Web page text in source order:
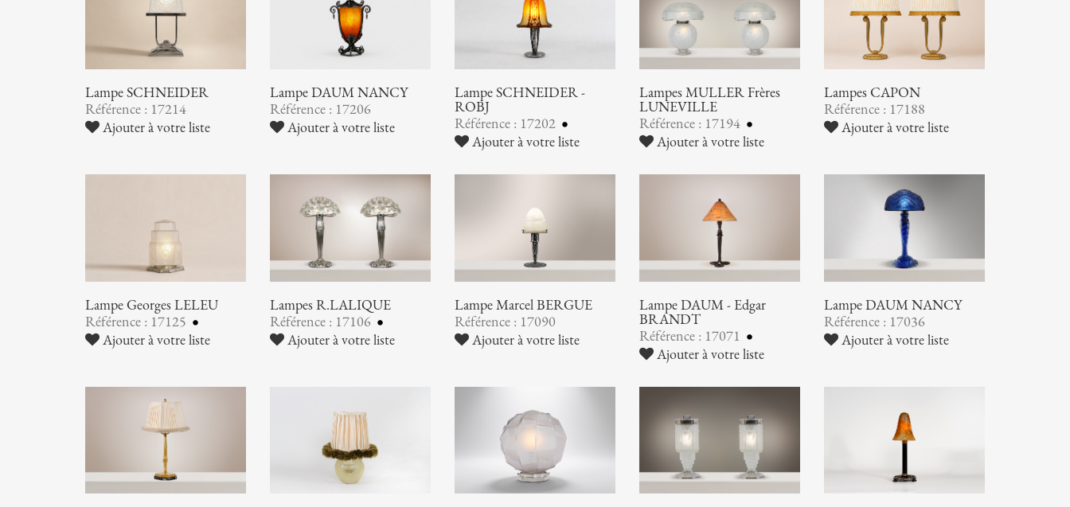
Lampe SCHNEIDER
Référence : 17214
Ajouter à votre liste
Lampe DAUM NANCY
Référence : 17206
Ajouter à votre liste
Lampe SCHNEIDER -
ROBJ
Référence : 17202
Ajouter à votre liste
Lampes MULLER Frères
LUNEVILLE
Référence : 17194
Ajouter à votre liste
Lampes CAPON
Référence : 17188
Ajouter à votre liste
Lampe Georges LELEU
Référence : 17125
Ajouter à votre liste
Lampes R.LALIQUE
Référence : 17106
Ajouter à votre liste
Lampe Marcel BERGUE
Référence : 17090
Ajouter à votre liste
Lampe DAUM - Edgar
BRANDT
Référence : 17071
Ajouter à votre liste
Lampe DAUM NANCY
Référence : 17036
Ajouter à votre liste